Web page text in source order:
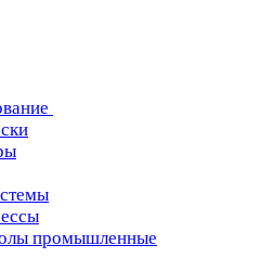
промышленные